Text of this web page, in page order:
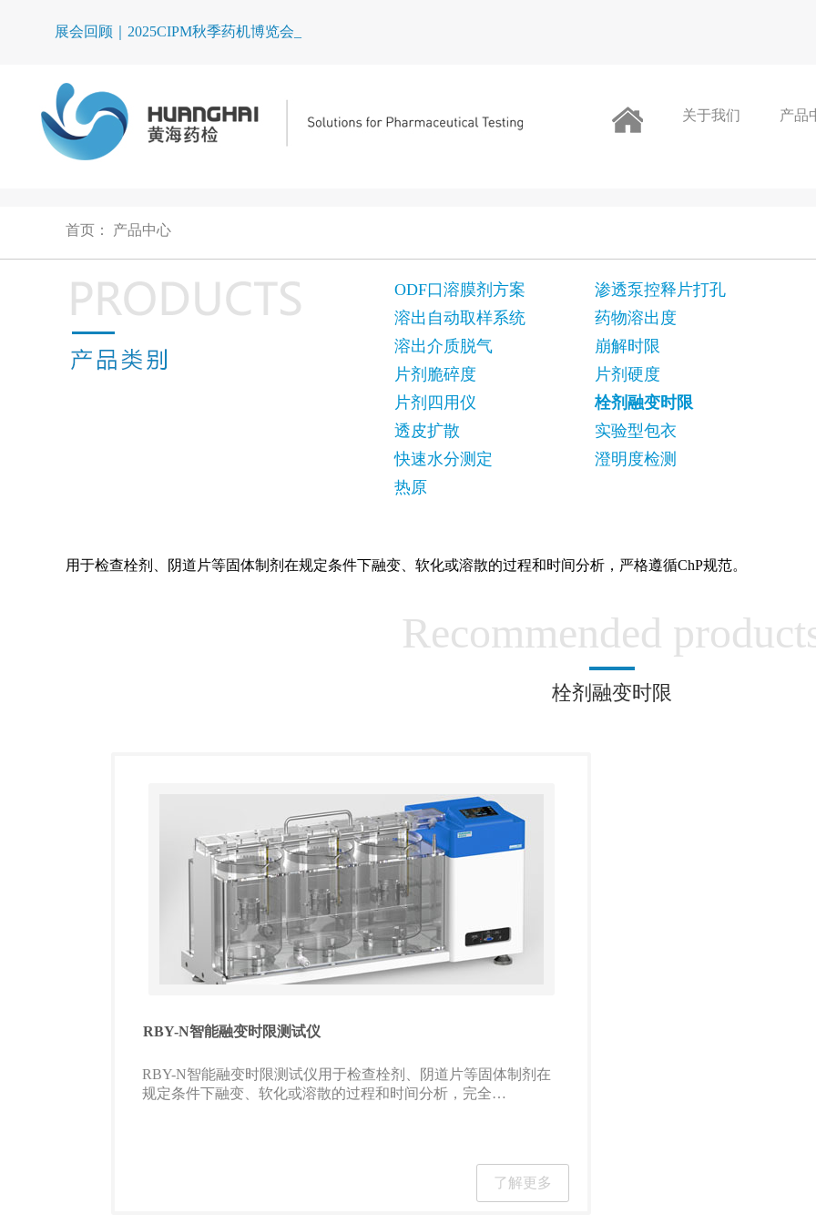
展会回顾｜2025CIPM秋季药机博览会圆满_
关于我们 产品
首页 ： 产品中心
ODF口溶膜剂方案
渗透泵控释片打孔
溶出自动取样系统
药物溶出度
溶出介质脱气
崩解时限
片剂脆碎度
片剂硬度
片剂四用仪
栓剂融变时限
透皮扩散
实验型包衣
快速水分测定
澄明度检测
热原
用于检查栓剂、阴道片等固体制剂在规定条件下融变、软化或溶散的过程和时间分析，严格遵循ChP规范。
Recommended
栓剂融变时限
RBY-N智能融变时限测试仪
RBY-N智能融变时限测试仪用于检查栓剂、阴道片等固体制剂在
规定条件下融变、软化或溶散的过程和时间分析，完全…
了解更多